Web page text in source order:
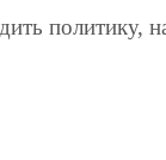
политику,